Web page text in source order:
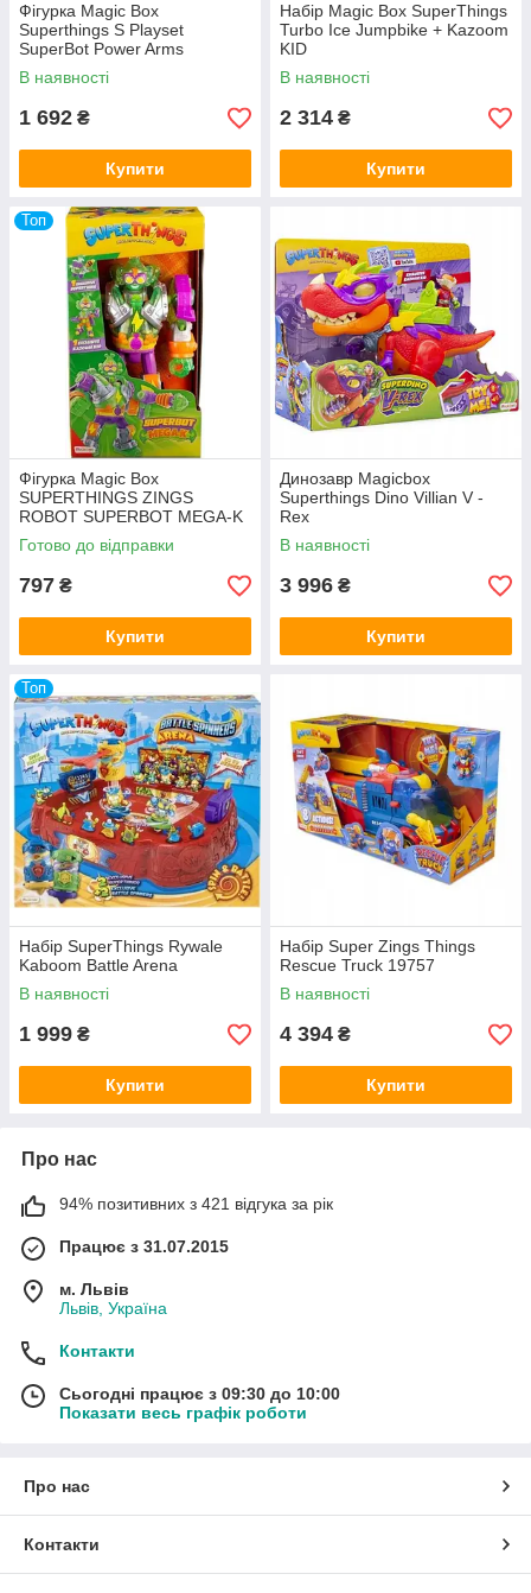
Фігурка Magic Box
Superthings S Playset
SuperBot Power Arms
Sugarfun
В наявності
1 692 ₴
Купити
Набір Magic Box SuperThings
Turbo Ice Jumpbike + Kazoom
KID
В наявності
2 314 ₴
Купити
Топ
Фігурка Magic Box
SUPERTHINGS ZINGS
ROBOT SUPERBOT MEGA-K
Готово до відправки
797 ₴
Купити
Динозавр Magicbox
Superthings Dino Villian V -
Rex
В наявності
3 996 ₴
Купити
Топ
Набір SuperThings Rywale
Kaboom Battle Arena
В наявності
1 999 ₴
Купити
Набір Super Zings Things
Rescue Truck 19757
В наявності
4 394 ₴
Купити
Про нас
94% позитивних з 421 відгука за рік
Працює з 31.07.2015
м. Львів
Львів, Україна
Контакти
Сьогодні працює з 09:30 до 10:00
Показати весь графік роботи
Про нас
Контакти